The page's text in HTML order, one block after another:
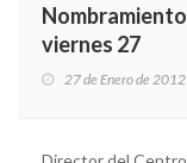
viernes 27
27 de Enero de 2012